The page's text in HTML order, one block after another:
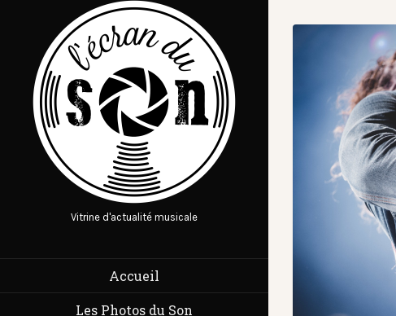
Vitrine d'actualité musicale
Accueil
Les Photos du Son